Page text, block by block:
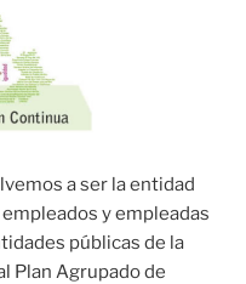
a ser la entidad
y empleadas
públicas de la
Plan Agrupado de